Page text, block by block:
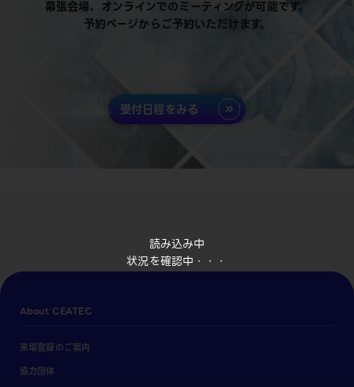
読み込み中
状況を確認中・・・
幕張会場、オンラインでのミーティングが可能です。
予約ページからご予約いただけます。
受付日程をみる
About CEATEC
来場登録のご案内
協力団体